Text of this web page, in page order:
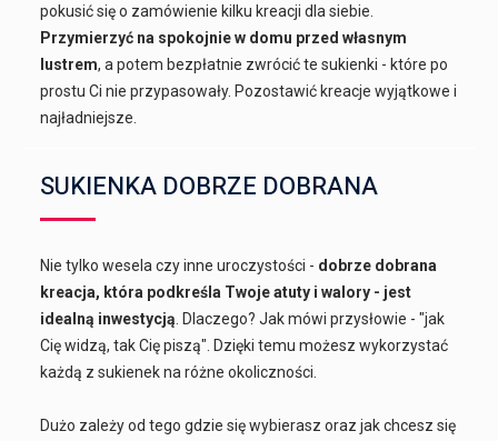
pokusić się o zamówienie kilku kreacji dla siebie.
Przymierzyć na spokojnie w domu przed własnym
lustrem, a potem bezpłatnie zwrócić te sukienki - które po
prostu Ci nie przypasowały. Pozostawić kreacje wyjątkowe i
najładniejsze.
SUKIENKA DOBRZE DOBRANA
Nie tylko wesela czy inne uroczystości - dobrze dobrana
kreacja, która podkreśla Twoje atuty i walory - jest
idealną inwestycją . Dlaczego? Jak mówi przysłowie - "jak
Cię widzą, tak Cię piszą". Dzięki temu możesz wykorzystać
każdą z sukienek na różne okoliczności.
Dużo zależy od tego gdzie się wybierasz oraz jak chcesz się